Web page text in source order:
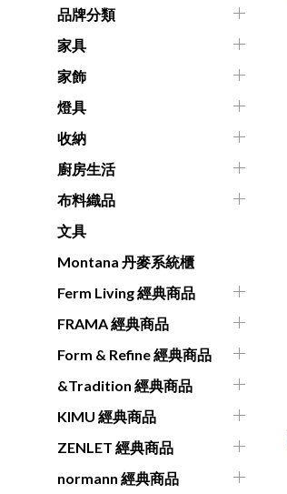
品牌分類
家具
家飾
燈具
收納
廚房生活
布料織品
文具
Montana 丹麥系統櫃
Ferm Living 經典商品
FRAMA 經典商品
Form & Refine 經典商品
&Tradition 經典商品
KIMU 經典商品
ZENLET 經典商品
normann 經典商品